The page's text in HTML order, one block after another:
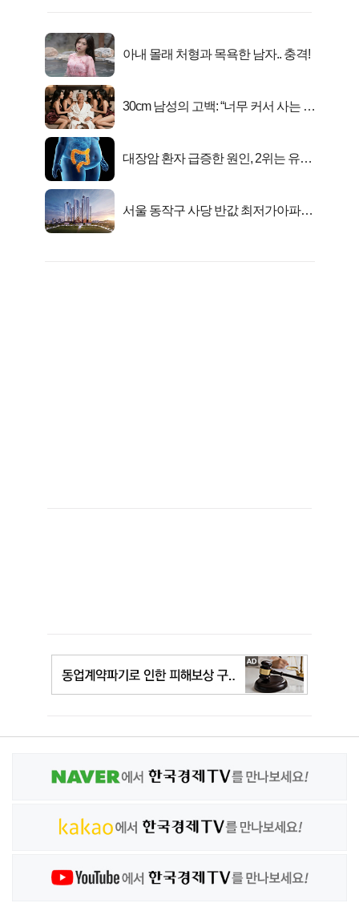
아내 몰래 처형과 목욕한 남자.. 충격!
30cm 남성의 고백: “너무 커서 사는 게
대장암 환자 급증한 원인, 2위는 유산
서울 동작구 사당 반값 최저가아파트